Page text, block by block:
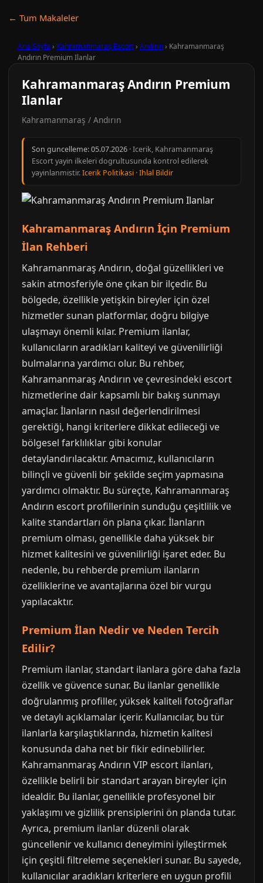
← Tum Makaleler
Ana Sayfa › Kahramanmaraş Escort› Andırın› Kahramanmaraş
Andırın Premium Ilanlar
Kahramanmaraş Andırın Premium
Ilanlar
Kahramanmaraş / Andırın
Son guncelleme:05.07.2026 · Icerik, Kahramanmaraş
Escort yayin ilkeleri dogrultusunda kontrol edilerek
yayinlanmistir.Icerik Politikasi ·Ihlal Bildir
Kahramanmaraş Andırın İçin Premium
İlan Rehberi
Kahramanmaraş Andırın, doğal güzellikleri ve
sakin atmosferiyle öne çıkan bir ilçedir. Bu
bölgede, özellikle yetişkin bireyler için özel
hizmetler sunan platformlar, doğru bilgiye
ulaşmayı önemli kılar. Premium ilanlar,
kullanıcıların aradıkları kaliteyi ve güvenilirliği
bulmalarına yardımcı olur. Bu rehber,
Kahramanmaraş Andırın ve çevresindeki escort
hizmetlerine dair kapsamlı bir bakış sunmayı
amaçlar. İlanların nasıl değerlendirilmesi
gerektiği, hangi kriterlere dikkat edileceği ve
bölgesel farklılıklar gibi konular
detaylandırılacaktır. Amacımız, kullanıcıların
bilinçli ve güvenli bir şekilde seçim yapmasına
yardımcı olmaktır. Bu süreçte, Kahramanmaraş
Andırın escort profillerinin sunduğu çeşitlilik ve
kalite standartları ön plana çıkar. İlanların
premium olması, genellikle daha yüksek bir
hizmet kalitesini ve güvenilirliği işaret eder. Bu
nedenle, bu rehberde premium ilanların
özelliklerine ve avantajlarına özel bir vurgu
yapılacaktır.
Premium İlan Nedir ve Neden Tercih
Edilir?
Premium ilanlar, standart ilanlara göre daha fazla
özellik ve güvence sunar. Bu ilanlar genellikle
doğrulanmış profiller, yüksek kaliteli fotoğraflar
ve detaylı açıklamalar içerir. Kullanıcılar, bu tür
ilanlarla karşılaştıklarında, hizmetin kalitesi
konusunda daha net bir fikir edinebilirler.
Kahramanmaraş Andırın VIP escort ilanları,
özellikle belirli bir standart arayan bireyler için
idealdir. Bu ilanlar, genellikle profesyonel bir
yaklaşımı ve gizlilik prensiplerini ön planda tutar.
Ayrıca, premium ilanlar düzenli olarak
güncellenir ve kullanıcı deneyimini iyileştirmek
için çeşitli filtreleme seçenekleri sunar. Bu sayede,
kullanıcılar aradıkları kriterlere en uygun profili